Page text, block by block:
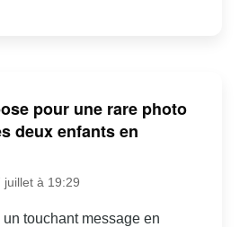
pour une rare photo
deux enfants en
juillet à 19:29
touchant message en